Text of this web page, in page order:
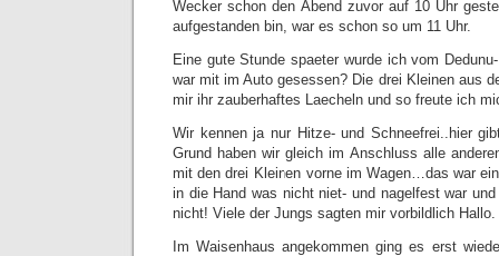
Wecker schon den Abend zuvor auf 10 Uhr
aufgestanden bin, war es schon so um 11 Uhr.
Eine gute Stunde spaeter wurde ich vom
war mit im Auto gesessen? Die drei Kleinen aus
mir ihr zauberhaftes Laecheln und so freute ich
Wir kennen ja nur Hitze- und Schneefrei..hier
Grund haben wir gleich im Anschluss alle
mit den drei Kleinen vorne im Wagen…das war
in die Hand was nicht niet- und nagelfest war
nicht! Viele der Jungs sagten mir vorbildlich Hallo.
Im Waisenhaus angekommen ging es erst